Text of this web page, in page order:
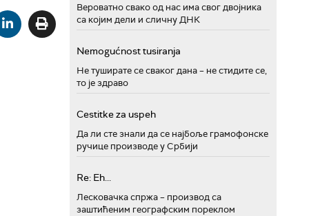
Вероватно свако од нас има свог двојника
са којим дели и сличну ДНК
Nemogućnost tusiranja
Не туширате се сваког дана – не стидите се,
то је здраво
Cestitke za uspeh
Да ли сте знали да се најбоље грамофонске
ручице производе у Србији
Re: Eh...
Лесковачка спржа – производ са
заштићеним географским пореклом